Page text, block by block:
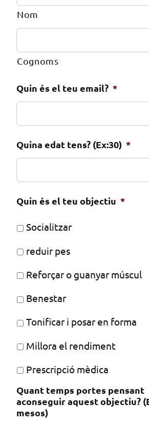
Nom
Cognoms
Quin és el teu email? *
Quina edat tens? (Ex:30) *
Quin és el teu objectiu *
Socialitzar
reduir pes
Reforçar o guanyar múscul
Benestar
Tonificar i posar en forma
Millora el rendiment
Prescripció mèdica
Quant temps portes pensant
aconseguir aquest objectiu?
mesos)